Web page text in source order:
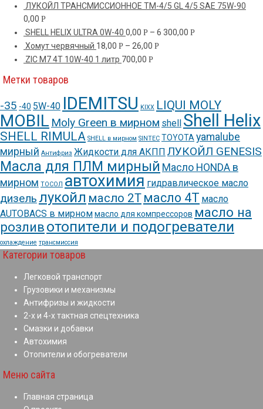
ЛУКОЙЛ ТРАНСМИССИОННОЕ TM-4/5 GL 4/5 SAE 75W-90
0,00 Р
SHELL HELIX ULTRA 0W-40 0,00 Р – 6 300,00 Р
Хомут червячный 18,00 Р – 26,00 Р
ZIC M7 4T 10W-40 1 литр 700,00 Р
Метки товаров
-35 -40 5W-40 IDEMITSU KIXX LIQUI MOLY
MOBIL Moly Green в мирном shell Shell Helix
SHELL RIMULA SHELL в мирном SINTEC TOYOTA yamalube
мирный Антифриз Жидкости для АКПП ЛУКОЙЛ GENESIS
Масла для ПЛМ мирный Масло HONDA в
мирном ТОСОЛ автохимия гидравлическое масло
дизель лукойл масло 2Т масло 4Т масло
AUTOBACS в мирноммасло для компрессоров масло на
розливотопители и подогреватели
охлаждение трансмиссия
Категории товаров
Легковой транспорт
Грузовики и механизмы
Антифризы и жидкости
2-х и 4-х тактная спецтехника
Смазки и добавки
Автохимия
Отопители и обогреватели
Меню сайта
Главная страница